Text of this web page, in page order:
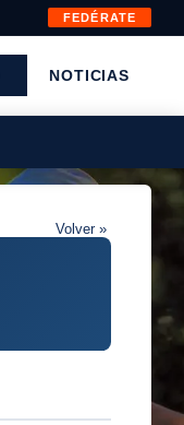
FEDÉRATE
NOTICIAS
Volver »